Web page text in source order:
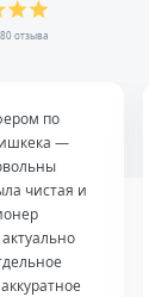
отзыва
по
—
чистая и